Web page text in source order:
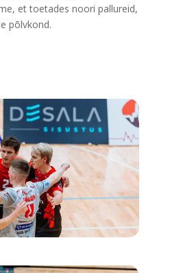
et toetades noori pallureid,
põlvkond.